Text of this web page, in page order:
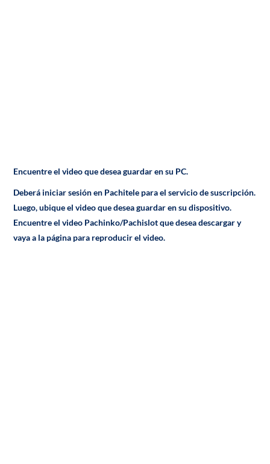
Encuentre el video que desea guardar en su PC.
Deberá iniciar sesión en Pachitele para el servicio de suscripción.
Luego, ubique el video que desea guardar en su dispositivo.
Encuentre el video Pachinko/Pachislot que desea descargar y
vaya a la página para reproducir el video.